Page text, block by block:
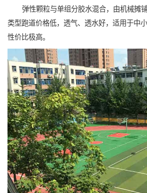
弹性颗粒与单组分胶水混合，由机械摊
类型跑道价格低，透气、透水好，适用于中
性价比极高。